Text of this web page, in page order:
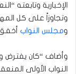
الإخبارية وتابعته
وتجاوزاً على كل
ومجلس النواب أخفق